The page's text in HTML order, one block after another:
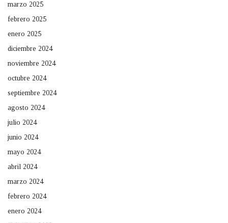
marzo 2025
febrero 2025
enero 2025
diciembre 2024
noviembre 2024
octubre 2024
septiembre 2024
agosto 2024
julio 2024
junio 2024
mayo 2024
abril 2024
marzo 2024
febrero 2024
enero 2024